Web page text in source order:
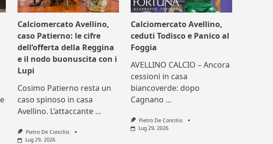
Calciomercato Avellino,
caso Patierno: le cifre
dell’offerta della Reggina
e il nodo buonuscita con i
Lupi
Cosimo Patierno resta un
caso spinoso in casa
Avellino. L’attaccante ...
Pietro De Conciliis
Lug 29, 2026
Calciomercato Avellino,
ceduti Todisco e Panico al
Foggia
AVELLINO CALCIO – Ancora
cessioni in casa
biancoverde: dopo
Cagnano ...
Pietro De Conciliis
Lug 29, 2026